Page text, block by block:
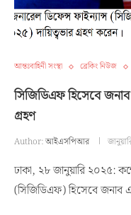
আন্তঃবাহিনী সংস্থা ব্রেকিং নিউজ
সিজিডিএফ হিসেবে
গ্রহণ
Author:আইএসপিআর
ঢাকা, ২৮ জানুয়ারি ২০২৫:
(সিজিডিএফ) হিসেবে